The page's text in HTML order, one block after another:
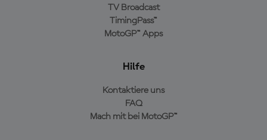
TV Broadcast
TimingPass™
MotoGP™ Apps
Hilfe
Kontaktiere uns
FAQ
Mach mit bei MotoGP™